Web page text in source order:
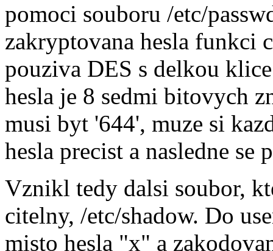
pomoci souboru /etc/
zakryptovana hesla funkci
pouziva DES s delkou
hesla je 8 sedmi bitovych
musi byt '644', muze si
hesla precist a nasledne
Vznikl tedy dalsi soubor,
citelny, /etc/shadow. Do
misto hesla "x" a